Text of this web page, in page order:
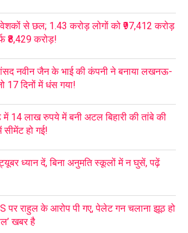
से छल; 1.43 करोड़ लोगों को ₹97,412 करोड़
₹8,429 करोड़!
नवीन जैन के भाई की कंपनी ने बनाया लखनऊ-
17 दिनों में धंस गया!
14 लाख रुपये में बनी अटल बिहारी की तांबे की
सीमेंट हो गई!
ध्यान दें, बिना अनुमति स्कूलों में न घुसें, पढ़ें
राहुल के आरोप पी गए, पेलेट गन चलाना झूठ हो
खबर है